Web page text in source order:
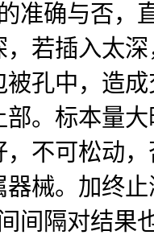
准确与否，
，若插入太
被孔中，造
部。标本量
，不可松动
器械。加终
间隔对结果